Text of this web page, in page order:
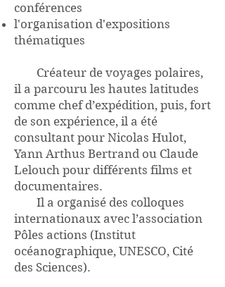
conférences
l'organisation d'expositions
thématiques
Créateur de voyages polaires,
il a parcouru les hautes latitudes
comme chef d’expédition, puis, fort
de son expérience, il a été
consultant pour Nicolas Hulot,
Yann Arthus Bertrand ou Claude
Lelouch pour différents films et
documentaires.
Il a organisé des colloques
internationaux avec l’association
Pôles actions (Institut
océanographique, UNESCO, Cité
des Sciences).